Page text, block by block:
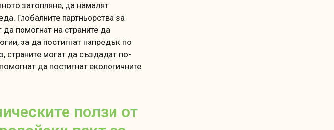
затопляне, да намалят
Глобалните партньорства за
помогнат на страните да
за да постигнат напредък по
страните могат да създадат по-
да постигнат екологичните
ползи от